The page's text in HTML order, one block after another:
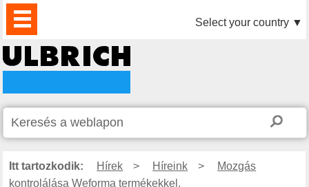
TERMÉKEK
HÍREK
LETÖLTÉS
VIDEÓK
PARTNEREINK
RÓLUNK
KAPCSOLAT Select your country ▼
Itt tartozkodik: Hírek > Híreink >
Mozgás
kontrolálása Weforma termékekkel.